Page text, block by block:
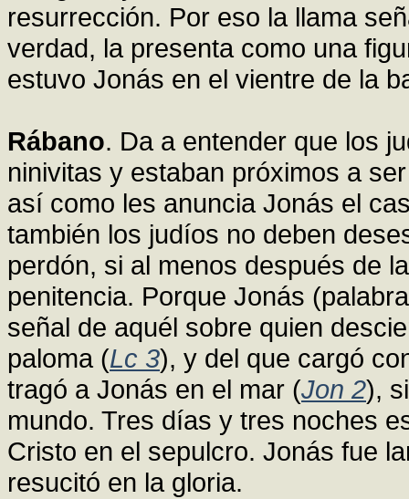
resurrección. Por eso la llama
verdad, la presenta como una
estuvo Jonás en el vientre de la
Rábano. Da a entender que los
ninivitas y estaban próximos a
así como les anuncia Jonás el
también los judíos no deben
perdón, si al menos después de
penitencia. Porque Jonás
señal de aquél sobre quien
paloma (Lc 3), y del que cargó
tragó a Jonás en el mar (Jon 2),
mundo. Tres días y tres noches
Cristo en el sepulcro. Jonás fue
resucitó en la gloria.